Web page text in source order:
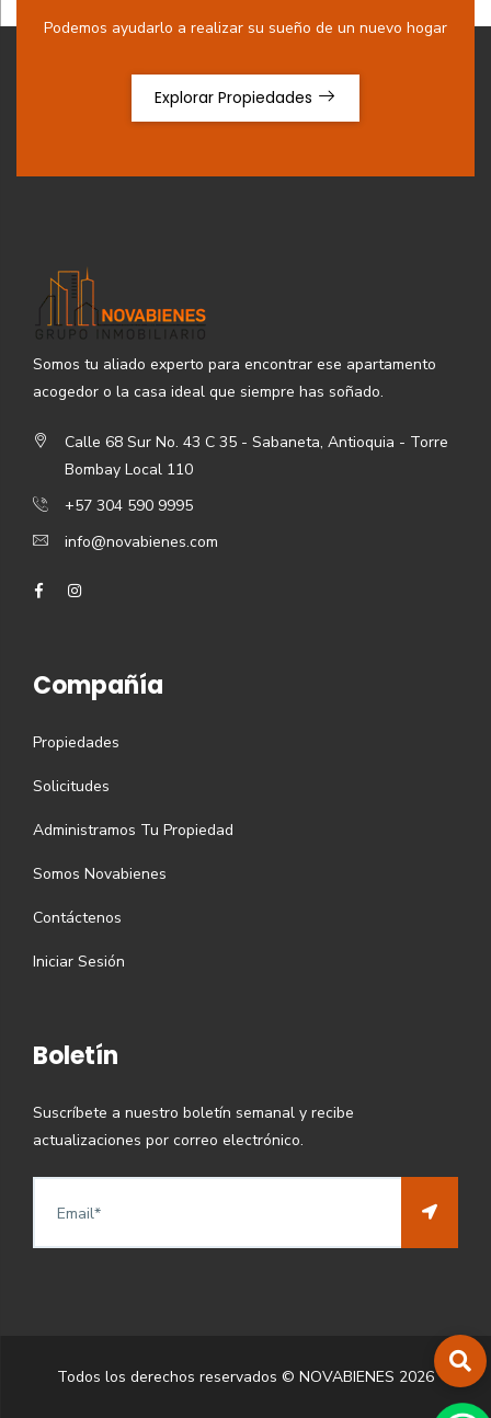
Podemos ayudarlo a realizar su sueño de un nuevo hogar
Explorar Propiedades
Somos tu aliado experto para encontrar ese apartamento
acogedor o la casa ideal que siempre has soñado.
Calle 68 Sur No. 43 C 35 - Sabaneta, Antioquia - Torre
Bombay Local 110
+57 304 590 9995
info@novabienes.com
Compañía
Propiedades
Solicitudes
Administramos Tu Propiedad
Somos Novabienes
Contáctenos
Iniciar Sesión
Boletín
Suscríbete a nuestro boletín semanal y recibe
actualizaciones por correo electrónico.
Todos los derechos reservados © NOVABIENES 2026